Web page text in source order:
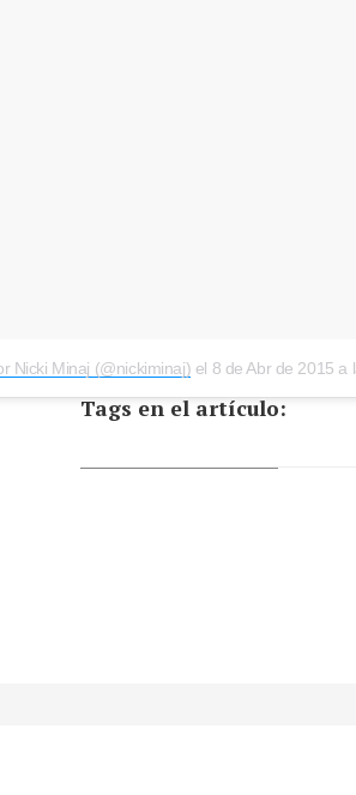
Nicki Minaj (@nickiminaj) el 8 de Abr de 2015 a
Tags en el artículo: